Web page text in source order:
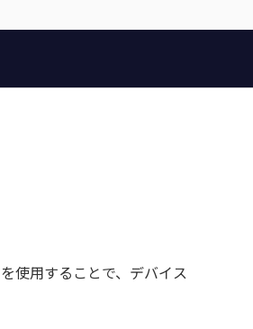
使用することで、デバイス